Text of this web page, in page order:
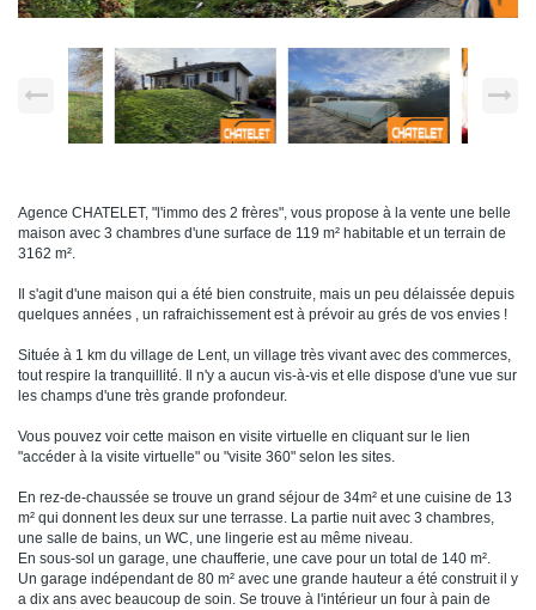
Agence CHATELET, "l'immo des 2 frères", vous propose à la vente une belle
maison avec 3 chambres d'une surface de 119 m² habitable et un terrain de
3162 m².
Il s'agit d'une maison qui a été bien construite, mais un peu délaissée depuis
quelques années , un rafraichissement est à prévoir au grés de vos envies !
Située à 1 km du village de Lent, un village très vivant avec des commerces,
tout respire la tranquillité. Il n'y a aucun vis-à-vis et elle dispose d'une vue sur
les champs d'une très grande profondeur.
Vous pouvez voir cette maison en visite virtuelle en cliquant sur le lien
"accéder à la visite virtuelle" ou "visite 360" selon les sites.
En rez-de-chaussée se trouve un grand séjour de 34m² et une cuisine de 13
m² qui donnent les deux sur une terrasse. La partie nuit avec 3 chambres,
une salle de bains, un WC, une lingerie est au même niveau.
En sous-sol un garage, une chaufferie, une cave pour un total de 140 m².
Un garage indépendant de 80 m² avec une grande hauteur a été construit il y
a dix ans avec beaucoup de soin. Se trouve à l'intérieur un four à pain de